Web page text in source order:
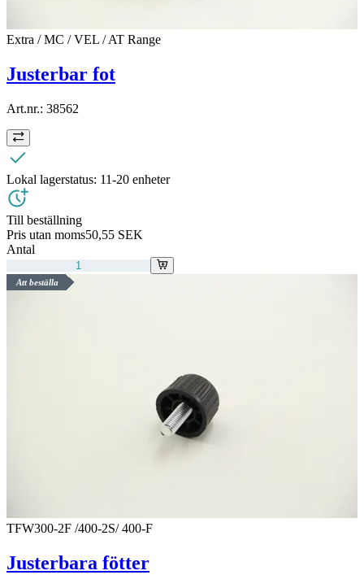
Extra / MC / VEL / AT Range
Justerbar fot
Art.nr.: 38562
Lokal lagerstatus: 11-20 enheter
Till beställning
Pris utan moms50,55 SEK
Antal
Att beställa
TFW300-2F /400-2S/ 400-F
Justerbara fötter